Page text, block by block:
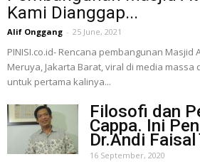
Kami Dianggap...
Alif Onggang - 25 June, 2021
PINISI.co.id- Rencana pembangunan Masjid
Meruya, Jakarta Barat, viral di media
untuk pertama kalinya...
Filosofi dan
Cappa. Ini
Dr.Andi
16 September, 2020